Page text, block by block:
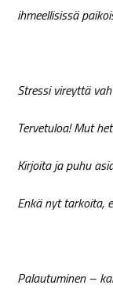
ihmeellisissä
Stressi vireyttä
Tervetuloa! Mut
Kirjoita ja puhu
Enkä nyt tarkoita,
Palautuminen –